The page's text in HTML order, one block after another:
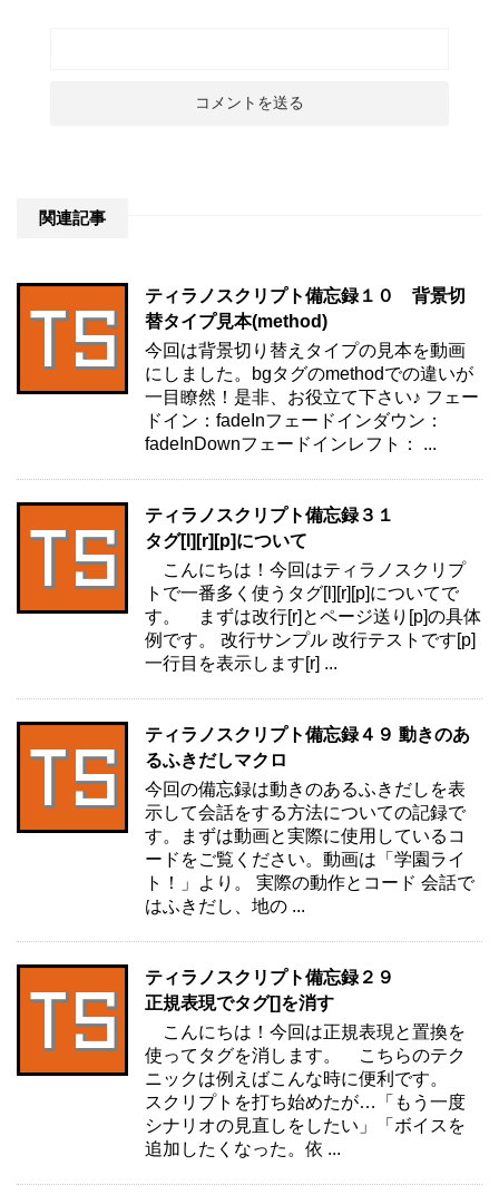
関連記事
ティラノスクリプト備忘録１０ 背景切
替タイプ見本(method)
今回は背景切り替えタイプの見本を動画
にしました。bgタグのmethodでの違いが
一目瞭然！是非、お役立て下さい♪ フェー
ドイン：fadeInフェードインダウン：
fadeInDownフェードインレフト： ...
ティラノスクリプト備忘録３１
タグ[l][r][p]について
こんにちは！今回はティラノスクリプ
トで一番多く使うタグ[l][r][p]についてで
す。 まずは改行[r]とページ送り[p]の具体
例です。 改行サンプル 改行テストです[p]
一行目を表示します[r] ...
ティラノスクリプト備忘録４９ 動きのあ
るふきだしマクロ
今回の備忘録は動きのあるふきだしを表
示して会話をする方法についての記録で
す。まずは動画と実際に使用しているコ
ードをご覧ください。動画は「学園ライ
ト！」より。 実際の動作とコード 会話で
はふきだし、地の ...
ティラノスクリプト備忘録２９
正規表現でタグ[]を消す
こんにちは！今回は正規表現と置換を
使ってタグを消します。 こちらのテク
ニックは例えばこんな時に便利です。
スクリプトを打ち始めたが…「もう一度
シナリオの見直しをしたい」「ボイスを
追加したくなった。依 ...